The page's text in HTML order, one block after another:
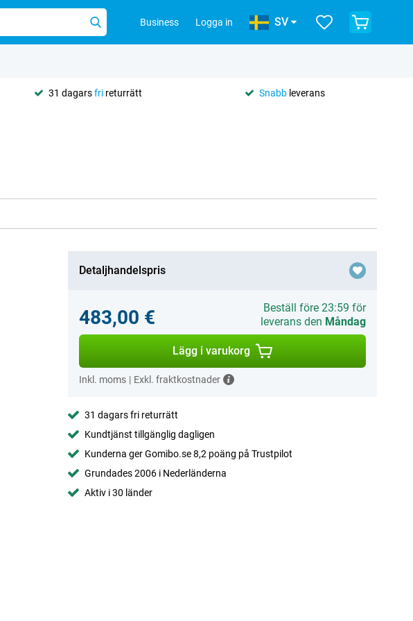
Business Logga in SV
31 dagarsfri returrätt Snabb leverans
Detaljhandelspris
483,00 €
Beställ före 23:59 för
leverans den Måndag
Lägg i varukorg
Inkl. moms | Exkl. fraktkostnader
31 dagars fri returrätt
Kundtjänst tillgänglig dagligen
Kunderna ger Gomibo.se 8,2 poäng på Trustpilot
Grundades 2006 i Nederländerna
Aktiv i 30 länder